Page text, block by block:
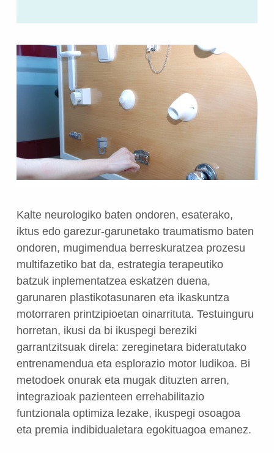
Kalte neurologiko baten ondoren, esaterako,
iktus edo garezur-garunetako traumatismo baten
ondoren, mugimendua berreskuratzea prozesu
multifazetiko bat da, estrategia terapeutiko
batzuk inplementatzea eskatzen duena,
garunaren plastikotasunaren eta ikaskuntza
motorraren printzipioetan oinarrituta. Testuinguru
horretan, ikusi da bi ikuspegi bereziki
garrantzitsuak direla: zereginetara bideratutako
entrenamendua eta esplorazio motor ludikoa. Bi
metodoek onurak eta mugak dituzten arren,
integrazioak pazienteen errehabilitazio
funtzionala optimiza lezake, ikuspegi osoagoa
eta premia indibidualetara egokituagoa emanez.